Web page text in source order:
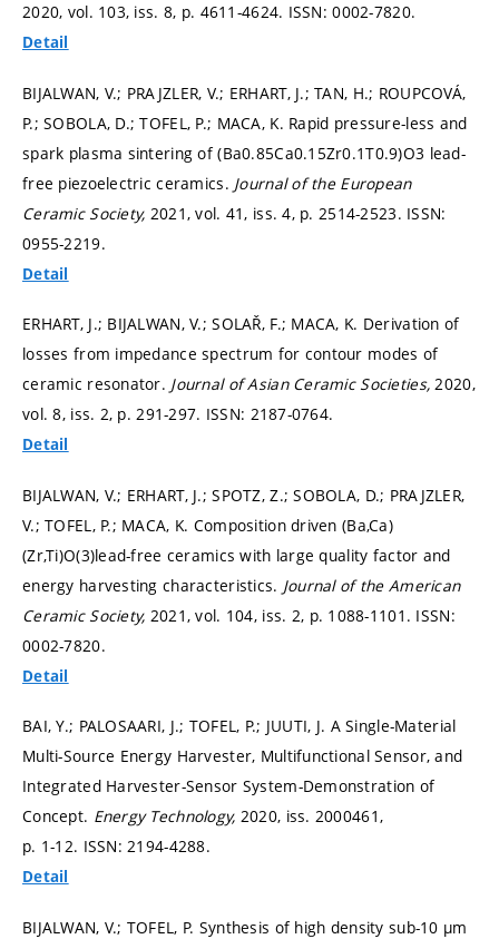
2020, vol. 103, iss. 8, p. 4611-4624. ISSN: 0002-7820.
Detail
BIJALWAN, V.; PRAJZLER, V.; ERHART, J.; TAN, H.; ROUPCOVÁ,
P.; SOBOLA, D.; TOFEL, P.; MACA, K. Rapid pressure-less and
spark plasma sintering of (Ba0.85Ca0.15Zr0.1T0.9)O3 lead-
free piezoelectric ceramics. Journal of the European
Ceramic Society, 2021, vol. 41, iss. 4, p. 2514-2523. ISSN:
0955-2219.
Detail
ERHART, J.; BIJALWAN, V.; SOLAŘ, F.; MACA, K. Derivation of
losses from impedance spectrum for contour modes of
ceramic resonator. Journal of Asian Ceramic Societies,2020,
vol. 8, iss. 2, p. 291-297. ISSN: 2187-0764.
Detail
BIJALWAN, V.; ERHART, J.; SPOTZ, Z.; SOBOLA, D.; PRAJZLER,
V.; TOFEL, P.; MACA, K. Composition driven (Ba,Ca)
(Zr,Ti)O(3)lead-free ceramics with large quality factor and
energy harvesting characteristics. Journal of the American
Ceramic Society, 2021, vol. 104, iss. 2, p. 1088-1101. ISSN:
0002-7820.
Detail
BAI, Y.; PALOSAARI, J.; TOFEL, P.; JUUTI, J. A Single-Material
Multi-Source Energy Harvester, Multifunctional Sensor, and
Integrated Harvester-Sensor System-Demonstration of
Concept. Energy Technology, 2020, iss. 2000461,
p. 1-12. ISSN: 2194-4288.
Detail
BIJALWAN, V.; TOFEL, P. Synthesis of high density sub-10 µm